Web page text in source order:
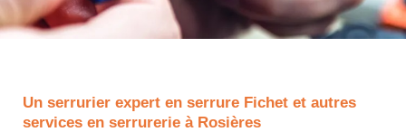
Un serrurier expert en serrure Fichet et autres
services en serrurerie à Rosières